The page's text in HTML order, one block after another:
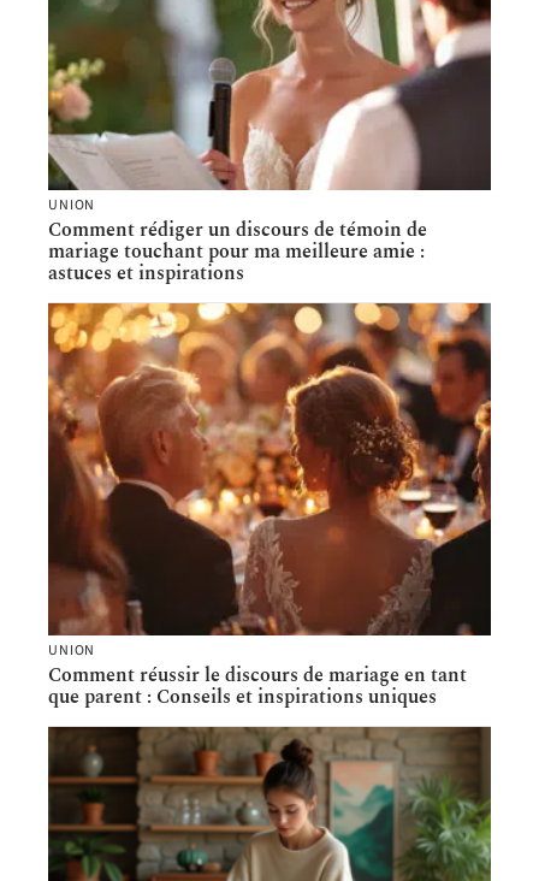
UNION
Comment rédiger un discours de témoin de
mariage touchant pour ma meilleure amie :
astuces et inspirations
UNION
Comment réussir le discours de mariage en tant
que parent : Conseils et inspirations uniques